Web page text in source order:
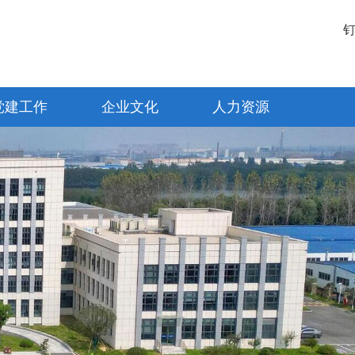
建工作 企业文化 人力资源